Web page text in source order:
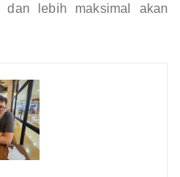
lebih maksimal akan